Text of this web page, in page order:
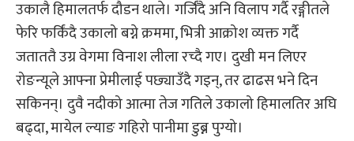
उकालै हिमालतर्फ दौडन थाले। गर्जिँदै अनि विलाप गर्दै रङ्गीतले
फेरि फर्किंदै उकालो बग्ने क्रममा, भित्री आक्रोश व्यक्त गर्दै
जताततै उग्र वेगमा विनाश लीला रच्दै गए। दुखी मन लिएर
रोङन्यूले आफ्ना प्रेमीलाई पछ्याउँदै गइन्, तर ढाढस भने दिन
सकिनन्। दुवै नदीको आत्मा तेज गतिले उकालो हिमालतिर अघि
बढ्दा, मायेल ल्याङ गहिरो पानीमा डुब्न पुग्यो।